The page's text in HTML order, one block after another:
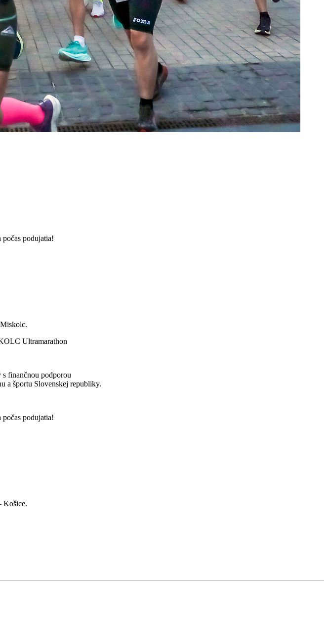
podujatia!
finančnou podporou
a športu Slovenskej republiky.
podujatia!
Košice.